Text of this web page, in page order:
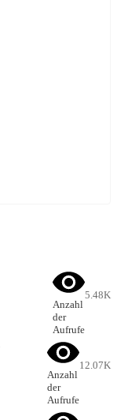
Anzahl
der
Aufrufe
5.48K
Anzahl
der
Aufrufe
12.07K